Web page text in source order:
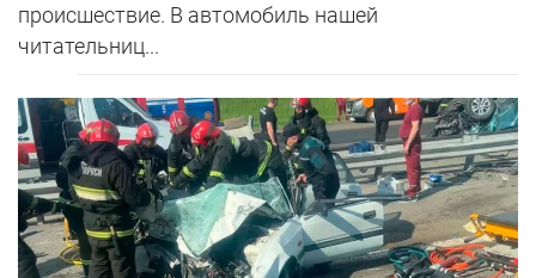
происшествие. В автомобиль нашей
читательниц...